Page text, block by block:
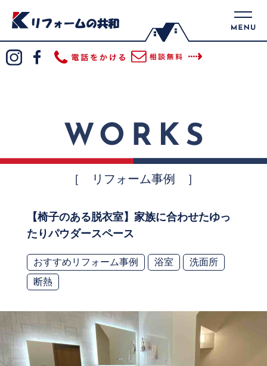
［ リフォーム事例 ］
【椅子のある脱衣室】家族に合わせたゆっ
たりパウダースペース
おすすめリフォーム事例 浴室
洗面所
断熱